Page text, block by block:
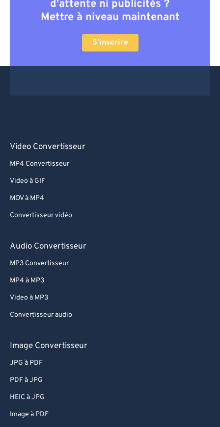
d'attente ni publicités ?
Mettre à niveau maintenant
S'inscrire
Video Convertisseur
MP4 Convertisseur
Video à GIF
MOV à MP4
Convertisseur vidéo
Audio Convertisseur
MP3 Convertisseur
MP4 à MP3
Video à MP3
Convertisseur audio
Image Convertisseur
JPG à PDF
PDF à JPG
HEIC à JPG
Image à PDF